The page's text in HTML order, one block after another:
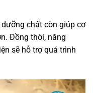
chất còn giúp cơ
Đồng thời, năng
sẽ hỗ trợ quá trình